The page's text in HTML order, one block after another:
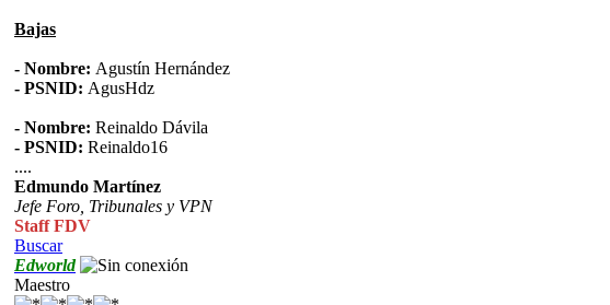
Bajas
- Nombre: Agustín Hernández
- PSNID: AgusHdz
- Nombre: Reinaldo Dávila
- PSNID: Reinaldo16
....
Edmundo Martínez
Jefe Foro, Tribunales y VPN
Staff FDV
Buscar
Edworld
Maestro